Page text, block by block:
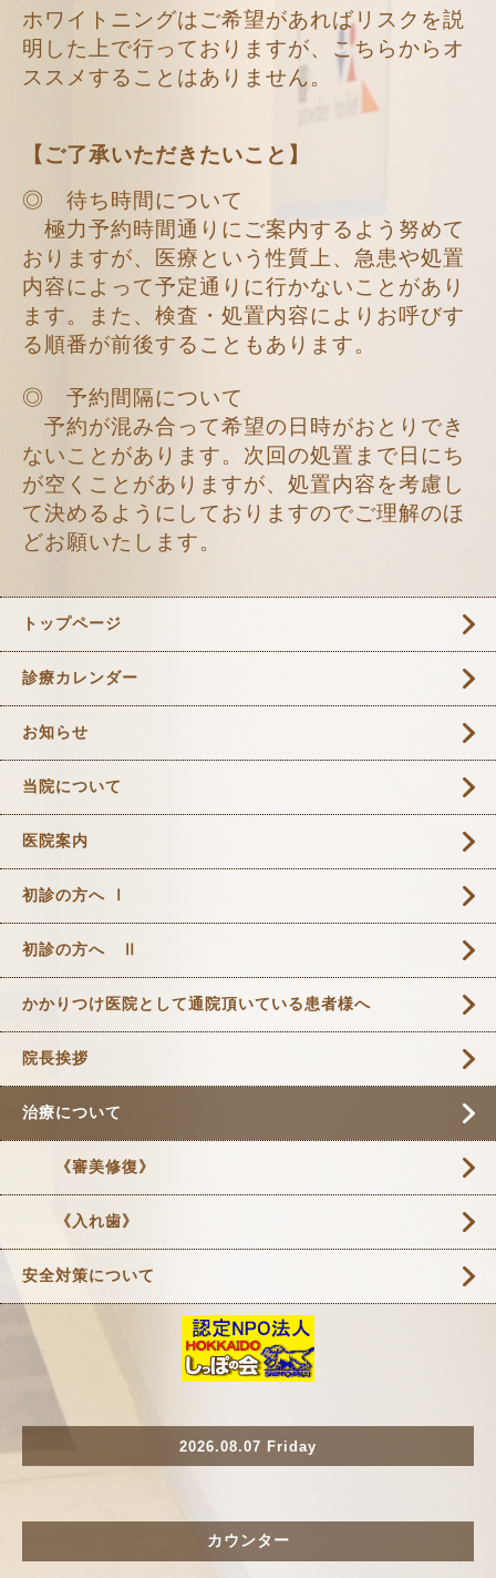
ホワイトニングはご希望があればリスクを説
明した上で行っておりますが、こちらからオ
ススメすることはありません。
【ご了承いただきたいこと】
◎ 待ち時間について
極力予約時間通りにご案内するよう努めて
おりますが、医療という性質上、急患や処置
内容によって予定通りに行かないことがあり
ます。また、検査・処置内容によりお呼びす
る順番が前後することもあります。
◎ 予約間隔について
予約が混み合って希望の日時がおとりでき
ないことがあります。次回の処置まで日にち
が空くことがありますが、処置内容を考慮し
て決めるようにしておりますのでご理解のほ
どお願いたします。
トップページ
診療カレンダー
お知らせ
当院について
医院案内
初診の方へ Ⅰ
初診の方へ Ⅱ
かかりつけ医院として通院頂いている患者様へ
院長挨拶
治療について
《審美修復》
《入れ歯》
安全対策について
2026.08.07 Friday
カウンター